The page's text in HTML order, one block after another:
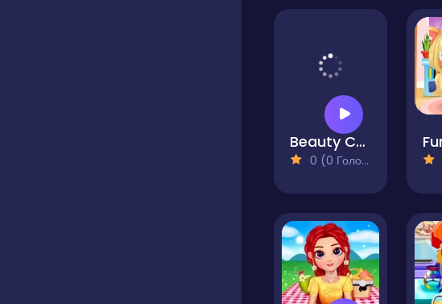
Beauty Cat Salon
0 (0 Голосів)